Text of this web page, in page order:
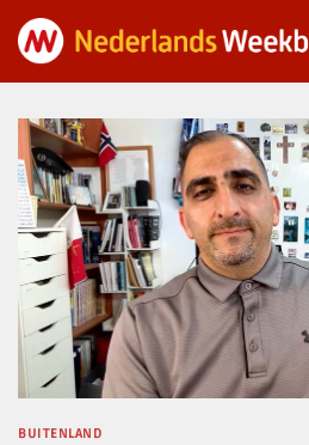
naar
BUITENLAND